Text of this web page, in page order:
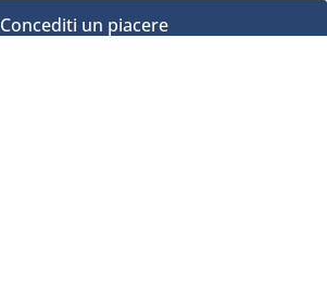
Concediti un piacere